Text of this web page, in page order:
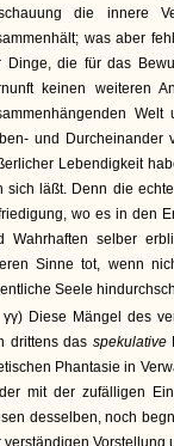
die innere
was aber
Dinge, die für das
keinen weiteren
und Durcheinander
Lebendigkeit
sich läßt. Denn die
wo es in den
Wahrhaften selber
Sinne tot, wenn
Seele
γγ) Diese Mängel des
drittens das spekulative
Phantasie in
mit der zufälligen
desselben, noch
verständigen Vorstellung